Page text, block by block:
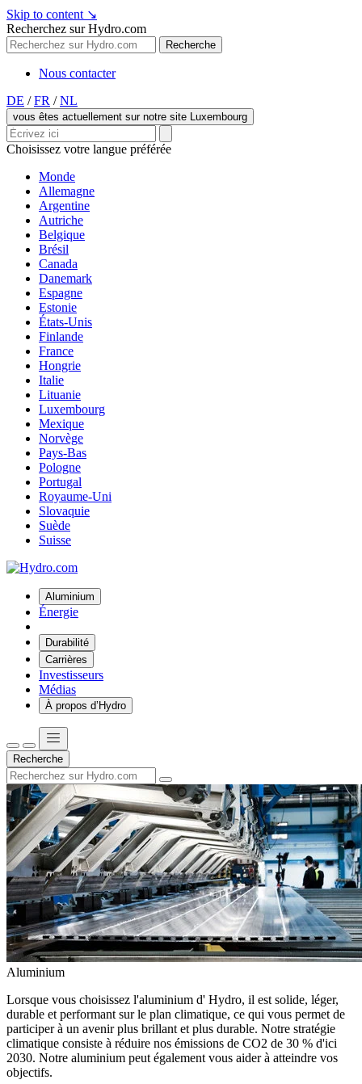
Skip to content ↘
Recherchez sur Hydro.com
Recherche
Nous contacter
DE / FR / NL
vous êtes actuellement sur notre site Luxembourg
Choisissez votre langue préférée
Monde
Allemagne
Argentine
Autriche
Belgique
Brésil
Canada
Danemark
Espagne
Estonie
États-Unis
Finlande
France
Hongrie
Italie
Lituanie
Luxembourg
Mexique
Norvège
Pays-Bas
Pologne
Portugal
Royaume-Uni
Slovaquie
Suède
Suisse
Aluminium
Énergie
Durabilité
Carrières
Investisseurs
Médias
À propos d’Hydro
Recherche
Aluminium
Lorsque vous choisissez l'aluminium d' Hydro, il est solide, léger,
durable et performant sur le plan climatique, ce qui vous permet de
participer à un avenir plus brillant et plus durable. Notre stratégie
climatique consiste à réduire nos émissions de CO2 de 30 % d'ici
2030. Notre aluminium peut également vous aider à atteindre vos
objectifs.